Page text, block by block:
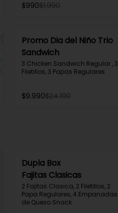
$990$1.990
Promo Dia del Niño Trio
Sandwich​
3 Chicken Sandwich Regular , 3
Filetillos, 3 Papas Regulares
$9.990$24.190
Dupla Box
Fajitas Clasicas
2 Fajitas Clasica, 2 Filetillos, 2
Papa Regulares, 4 Empanadas
de Queso Snack